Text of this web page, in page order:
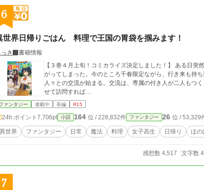
6
世界日帰りごはん 料理で王国の胃袋を掴みます！
き
書籍情報
【３巻４月上旬！コミカライズ決定しました！】 ある日
がってしまった。今のところ千春限定ながら、行き来も持
人々との交流が始まる。交流は、専属の付き人が二人もつ
せて訪問すれば…
ァンタジー 連載中 長編 R15
24h.ポイント 7,706pt 小説 164 位 / 228,832件 ファンタジー 26 位 / 53,329
異世界 ファンタジー 日常 魔法 料理 女子高生 日帰り ほの
感想数 4,517 文字数
7